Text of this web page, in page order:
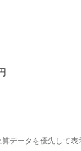
データを優先して表